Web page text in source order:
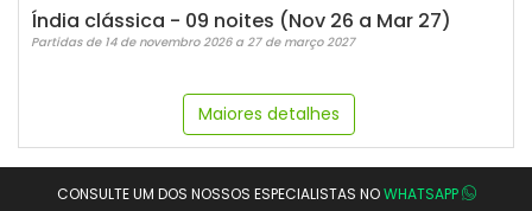
Índia clássica - 09 noites (Nov 26 a Mar 27)
Partidas de 14 de novembro 2026 a 27 de março 2027
Maiores detalhes
CONSULTE UM DOS NOSSOS ESPECIALISTAS NOWHATSAPP